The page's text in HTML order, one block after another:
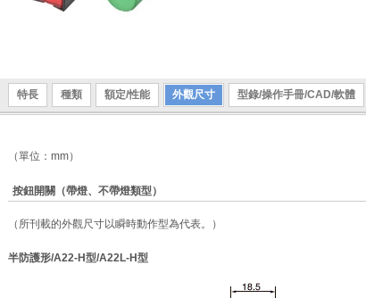
特長 種類 額定/性能 外觀尺寸 型錄/操作手冊/CAD/軟體
（單位：mm）
按鈕開關（帶燈、不帶燈類型）
（所刊載的外觀尺寸以瞬時動作型為代表。）
半防護形/A22-H型/A22L-H型